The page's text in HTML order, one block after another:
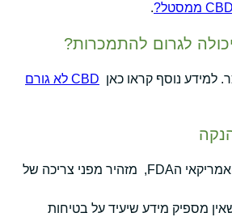
.
CBD לא גורם
מנהל התרופות והמזון האמריקאי הFDA, מזהיר מפני צריכה של
מספיק מידע שיעיד על בטיחות